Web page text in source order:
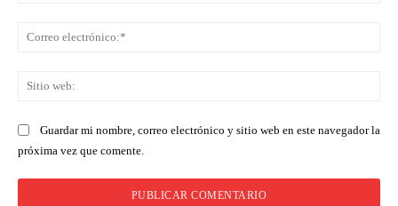
Guardar mi nombre, correo electrónico y sitio web en este navegador la
próxima vez que comente.